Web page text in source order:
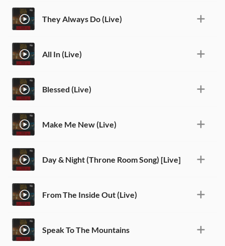
They Always Do (Live)
All In (Live)
Blessed (Live)
Make Me New (Live)
Day & Night (Throne Room Song) [Live]
From The Inside Out (Live)
Speak To The Mountains